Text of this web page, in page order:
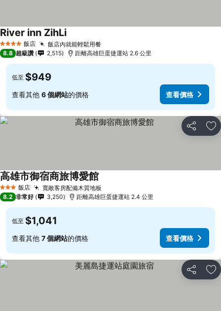
4 星級 飯店 飯店內就能輕鬆用餐
River inn ZihLi
8.8 超級讚 2,515 距離高雄巨蛋捷運站 2.6 公里
低至 $949
查看其他 6 個網站的價格 查看價格
分享 加
3 星級 飯店 寬敞客房配備木質地板
高雄市御宿商旅博愛館
8.2 非常好 3,250 距離高雄巨蛋捷運站 2.4 公里
低至 $1,041
查看其他 7 個網站的價格 查看價格
分享 加